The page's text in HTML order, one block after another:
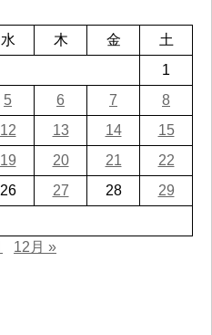
水 木 金
土
1
5 6 7
8
12 13 14
15
19 20 21
22
26 27 28
29
12月 »